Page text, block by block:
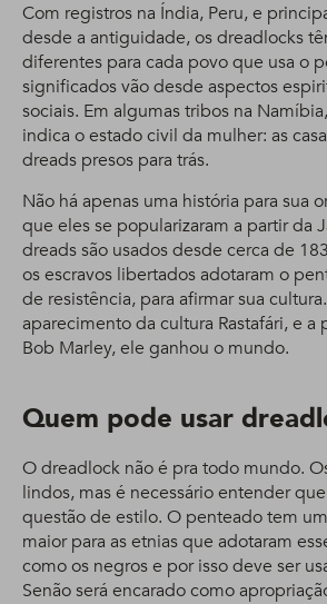
Com registros na Índia, Peru, e
desde a antiguidade, os dreadlocks
diferentes para cada povo que usa o
significados vão desde aspectos
sociais. Em algumas tribos na
indica o estado civil da mulher: as
dreads presos para trás.
Não há apenas uma história para sua
que eles se popularizaram a partir da
dreads são usados desde cerca de
os escravos libertados adotaram o
de resistência, para afirmar sua
aparecimento da cultura Rastafári, e
Bob Marley, ele ganhou o mundo.
Quem pode usar
O dreadlock não é pra todo mundo.
lindos, mas é necessário entender
questão de estilo. O penteado tem
maior para as etnias que adotaram
como os negros e por isso deve ser
Senão será encarado como